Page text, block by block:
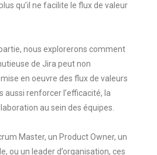
qu’il ne facilite le flux de valeur
nous explorerons comment
de Jira peut non
en oeuvre des flux de valeurs
aussi renforcer l’efficacité, la
au sein des équipes.
Master, un Product Owner, un
ou un leader d’organisation, ces